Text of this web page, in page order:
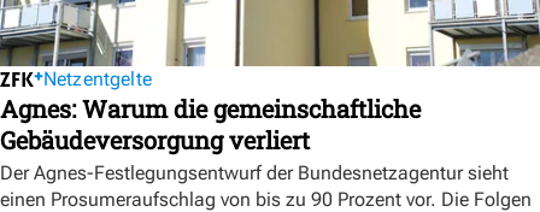
Netzentgelte
Agnes: Warum die gemeinschaftliche
Gebäudeversorgung verliert
Der Agnes-Festlegungsentwurf der Bundesnetzagentur sieht
einen Prosumeraufschlag von bis zu 90 Prozent vor. Die Folgen